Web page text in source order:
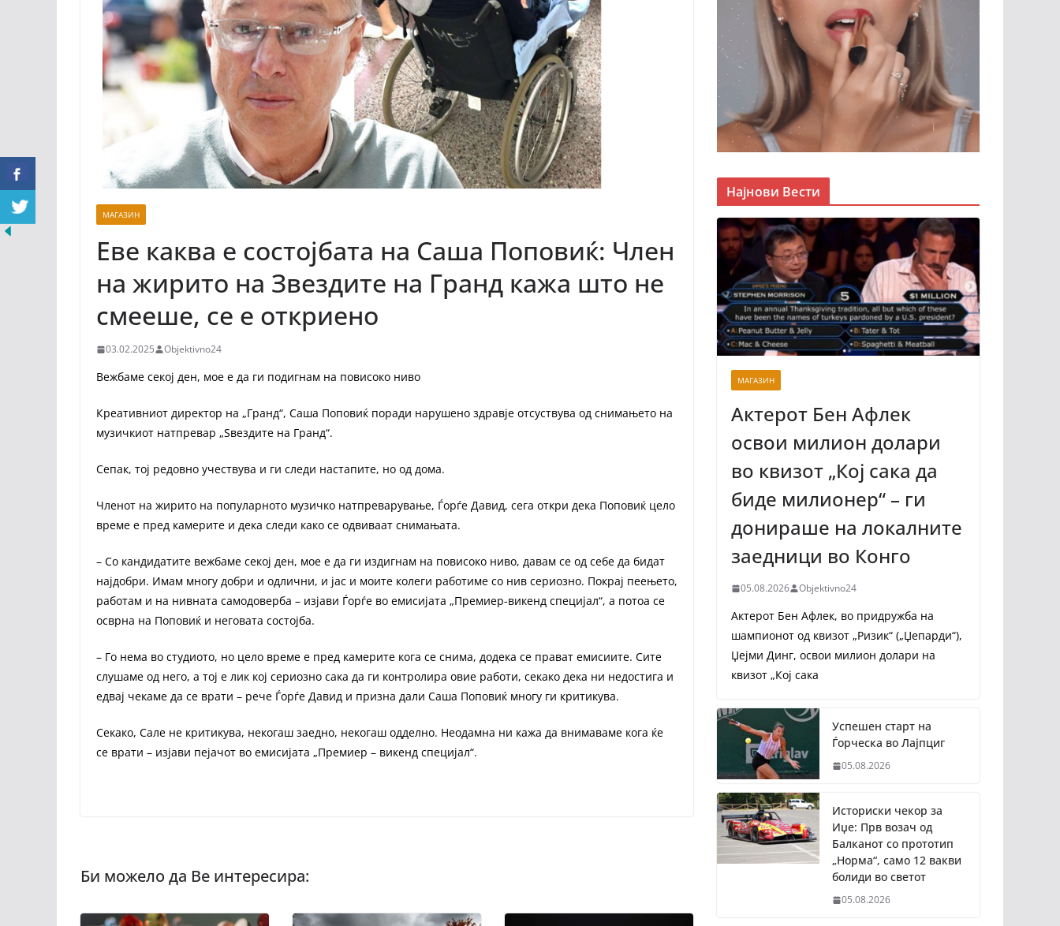
МАГАЗИН
Еве каква е состојбата на Саша Поповиќ: Член
на жирито на Звездите на Гранд кажа што не
смееше, се е откриено
03.02.2025 Objektivno24
Вежбаме секој ден, мое е да ги подигнам на повисоко ниво
Креативниот директор на „Гранд“, Саша Поповиќ поради нарушено здравје отсуствува од снимањето на
музичкиот натпревар „Ѕвездите на Гранд“.
Сепак, тој редовно учествува и ги следи настапите, но од дома.
Членот на жирито на популарното музичко натпреварување, Ѓорѓе Давид, сега откри дека Поповиќ цело
време е пред камерите и дека следи како се одвиваат снимањата.
– Со кандидатите вежбаме секој ден, мое е да ги издигнам на повисоко ниво, давам се од себе да бидат
најдобри. Имам многу добри и одлични, и јас и моите колеги работиме со нив сериозно. Покрај пеењето,
работам и на нивната самодоверба – изјави Ѓорѓе во емисијата „Премиер-викенд специјал“, а потоа се
осврна на Поповиќ и неговата состојба.
– Го нема во студиото, но цело време е пред камерите кога се снима, додека се прават емисиите. Сите
слушаме од него, а тој е лик кој сериозно сака да ги контролира овие работи, секако дека ни недостига и
едвај чекаме да се врати – рече Ѓорѓе Давид и призна дали Саша Поповиќ многу ги критикува.
Секако, Сале не критикува, некогаш заедно, некогаш одделно. Неодамна ни кажа да внимаваме кога ќе
се врати – изјави пејачот во емисијата „Премиер – викенд специјал“.
Најнови Вести
МАГАЗИН
Актерот Бен Афлек
освои милион долари
во квизот „Кој сака да
биде милионер“ – ги
донираше на локалните
заедници во Конго
05.08.2026 Objektivno24
Актерот Бен Афлек, во придружба на
шампионот од квизот „Ризик“ („Џепарди“),
Џејми Динг, освои милион долари на
квизот „Кој сака
Успешен старт на
Ѓорческа во Лајпциг
05.08.2026
Историски чекор за
Иџе: Прв возач од
Балканот со прототип
„Норма“, само 12 вакви
болиди во светот
05.08.2026